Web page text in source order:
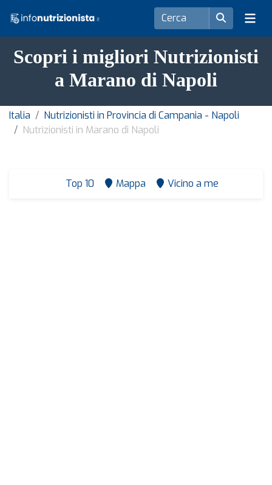
Scopri i migliori Nutrizionisti
a Marano di Napoli
Italia
Nutrizionisti in Provincia di Campania - Napoli
Nutrizionisti in Marano di Napoli
Top 10 Mappa Vicino a me